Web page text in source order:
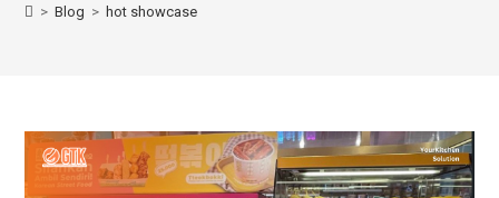
> Blog > hot showcase